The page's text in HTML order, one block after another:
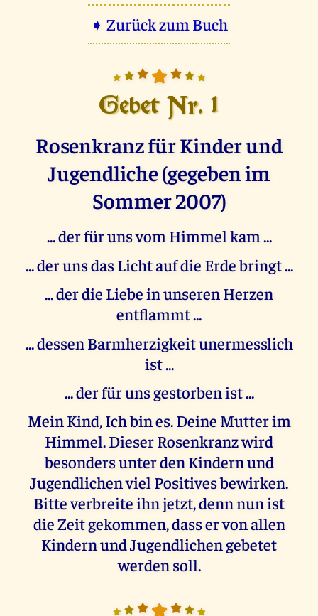
➧ Zurück zum Buch
Gebet Nr. 1
Rosenkranz für Kinder und
Jugendliche (gegeben im
Sommer 2007)
... der für uns vom Himmel kam ...
... der uns das Licht auf die Erde bringt ...
... der die Liebe in unseren Herzen
entflammt ...
... dessen Barmherzigkeit unermesslich
ist ...
... der für uns gestorben ist ...
Mein Kind, Ich bin es. Deine Mutter im
Himmel. Dieser Rosenkranz wird
besonders unter den Kindern und
Jugendlichen viel Positives bewirken.
Bitte verbreite ihn jetzt, denn nun ist
die Zeit gekommen, dass er von allen
Kindern und Jugendlichen gebetet
werden soll.